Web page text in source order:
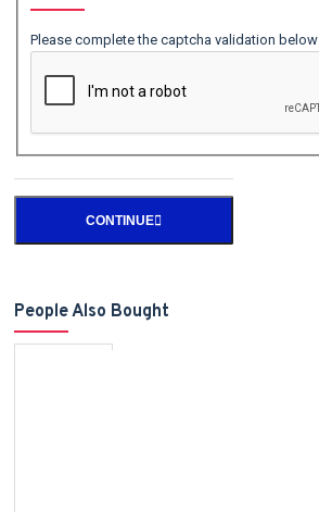
Please complete the captcha validation below
CONTINUE
People Also Bought